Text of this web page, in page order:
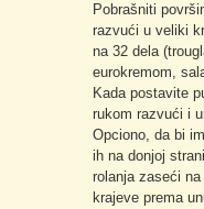
Pobrašniti
razvući u veliki
na 32 dela
eurokremom,
Kada postavite
rukom razvući i
Opciono, da bi
ih na donjoj
rolanja zaseći
krajeve prema